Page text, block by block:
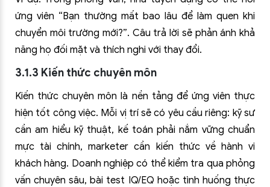
ứng viên “Bạn thường mất bao lâu để làm quen khi
chuyển môi trường mới?”. Câu trả lời sẽ phản ánh khả
năng họ đối mặt và thích nghi với thay đổi.
3.1.3 Kiến thức chuyên môn
Kiến thức chuyên môn là nền tảng để ứng viên thực
hiện tốt công việc. Mỗi vị trí sẽ có yêu cầu riêng: kỹ sư
cần am hiểu kỹ thuật, kế toán phải nắm vững chuẩn
mực tài chính, marketer cần kiến thức về hành vi
khách hàng. Doanh nghiệp có thể kiểm tra qua phỏng
vấn chuyên sâu, bài test IQ/EQ hoặc tình huống thực